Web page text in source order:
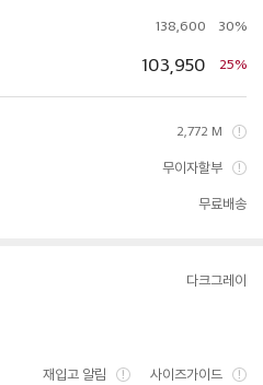
138,600 30%
103,950 25%
2,772 M
무이자할부
무료배송
다크그레이
재입고 알림 사이즈가이드